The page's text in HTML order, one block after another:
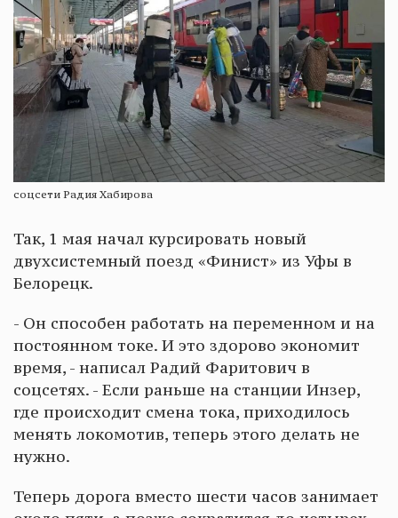
соцсети Радия Хабирова
Так, 1 мая начал курсировать новый
двухсистемный поезд «Финист» из Уфы в
Белорецк.
- Он способен работать на переменном и на
постоянном токе. И это здорово экономит
время, - написал Радий Фаритович в
соцсетях. - Если раньше на станции Инзер,
где происходит смена тока, приходилось
менять локомотив, теперь этого делать не
нужно.
Теперь дорога вместо шести часов занимает